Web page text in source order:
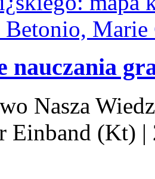
nauczania
Nasza
Einband (Kt) |